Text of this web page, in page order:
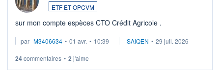
ETF ET OPCVM
sur mon compte espèces CTO Crédit Agricole .
par M3406634 • 01 avr. • 10:39 SAIQEN • 29 juil. 2026
24commentaires • 2 j'aime